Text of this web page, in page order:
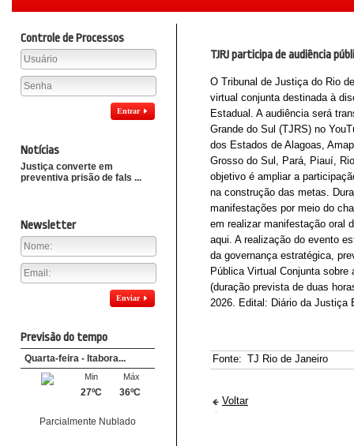
Controle de Processos
Entrar
Notícias
Justiça converte em
preventiva prisão de fals ...
Newsletter
Enviar
Previsão do tempo
Quarta-feira - Itabora...
Máx
36ºC
Min
27ºC
Parcialmente Nublado
TJRJ participa de audiência
O Tribunal de Justiça do Rio
virtual conjunta destinada à
Estadual. A audiência será
Grande do Sul (TJRS) no
dos Estados de Alagoas,
Grosso do Sul, Pará, Piauí,
objetivo é ampliar a
na construção das metas.
manifestações por meio do
em realizar manifestação oral
aqui. A realização do evento
da governança estratégica,
Pública Virtual Conjunta
(duração prevista de duas
2026. Edital: Diário da Justiça
Fonte: TJ Rio de Janeiro
Voltar